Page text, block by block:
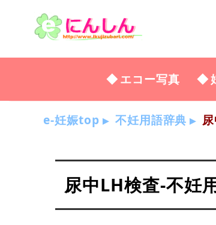
エコー写真
e-妊娠top 不妊用語辞典
尿中LH検査-不妊